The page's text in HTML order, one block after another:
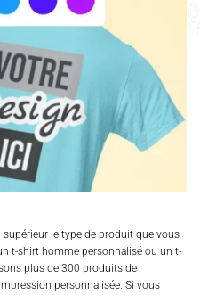
le type de produit que vous
t-shirt homme personnalisé ou un t-
plus de 300 produits de
personnalisée. Si vous